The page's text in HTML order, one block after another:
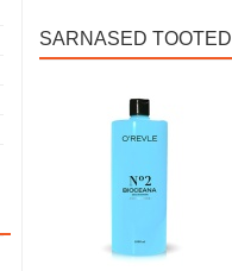
SARNASED TOOTED